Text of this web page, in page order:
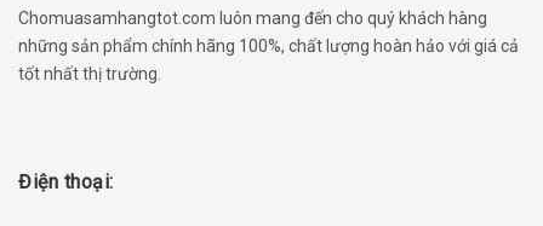
Chomuasamhangtot.com luôn mang đến cho quý khách hàng
những sản phẩm chính hãng 100%, chất lượng hoàn hảo với giá cả
tốt nhất thị trường.
Điện thoại: